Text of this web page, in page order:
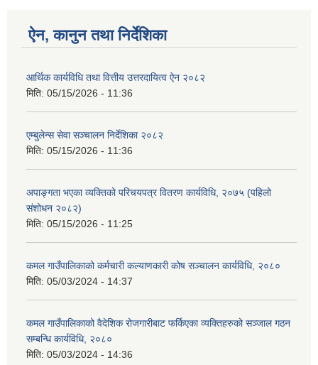
ऐन, कानुन तथा निर्देशिका
आर्थिक कार्यविधि तथा वित्तीय उत्तरदायित्व ऐन २०८२
मिति: 05/15/2026 - 11:36
एम्बुलेन्स सेवा सञ्चालन निर्देशिका २०८२
मिति: 05/15/2026 - 11:36
अपाङ्गता भएका व्यक्तिको परिचयपत्र वितरण कार्यविधि, २०७५ (पहिलो
संशोधन २०८२)
मिति: 05/15/2026 - 11:25
कमल गाउँपालिकाको कर्मचारी कल्याणकारी कोष सञ्चालन कार्यविधि, २०८०
मिति: 05/03/2024 - 14:37
कमल गाउँपालिकाको वैदेशिक रोजगारीबाट फर्किएका व्यक्तिहरुको सञ्जाल गठन
सम्बन्धि कार्यविधि, २०८०
मिति: 05/03/2024 - 14:36